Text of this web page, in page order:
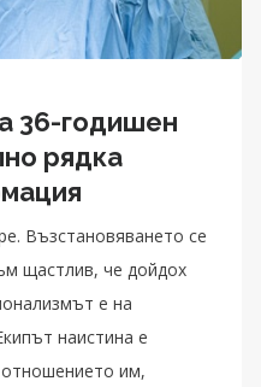
36-годишен
рядка
Възстановяването се
щастлив, че дойдох
е на
наистина е
им,